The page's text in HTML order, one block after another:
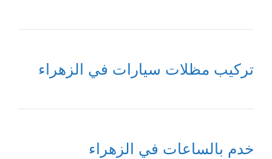
تركيب مظلات سيارات في الزهراء
خدم بالساعات في الزهراء